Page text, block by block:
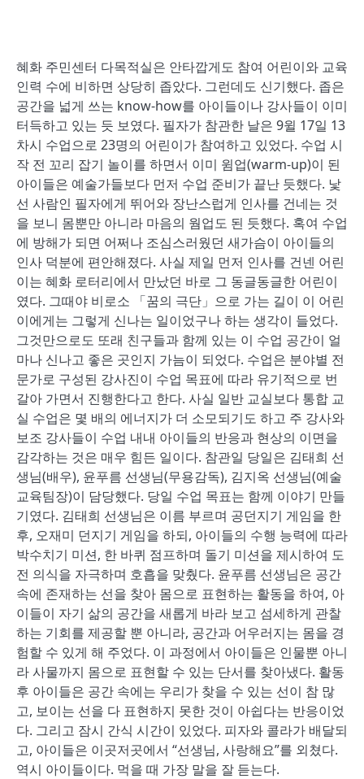
혜화 주민센터 다목적실은 안타깝게도 참여 어린이와 교육
인력 수에 비하면 상당히 좁았다. 그런데도 신기했다. 좁은
공간을 넓게 쓰는 know-how를 아이들이나 강사들이 이미
터득하고 있는 듯 보였다. 필자가 참관한 날은 9윌 17일 13
차시 수업으로 23명의 어린이가 참여하고 있었다. 수업 시
작 전 꼬리 잡기 놀이를 하면서 이미 윔업(warm-up)이 된
아이들은 예술가들보다 먼저 수업 준비가 끝난 듯했다. 낯
선 사람인 필자에게 뛰어와 장난스럽게 인사를 건네는 것
을 보니 몸뿐만 아니라 마음의 웜업도 된 듯했다. 혹여 수업
에 방해가 되면 어쩌나 조심스러웠던 새가슴이 아이들의
인사 덕분에 편안해졌다. 사실 제일 먼저 인사를 건넨 어린
이는 혜화 로터리에서 만났던 바로 그 동글동글한 어린이
였다. 그때야 비로소 「꿈의 극단」으로 가는 길이 이 어린
이에게는 그렇게 신나는 일이었구나 하는 생각이 들었다.
그것만으로도 또래 친구들과 함께 있는 이 수업 공간이 얼
마나 신나고 좋은 곳인지 가늠이 되었다. 수업은 분야별 전
문가로 구성된 강사진이 수업 목표에 따라 유기적으로 번
갈아 가면서 진행한다고 한다. 사실 일반 교실보다 통합 교
실 수업은 몇 배의 에너지가 더 소모되기도 하고 주 강사와
보조 강사들이 수업 내내 아이들의 반응과 현상의 이면을
감각하는 것은 매우 힘든 일이다. 참관일 당일은 김태희 선
생님(배우), 윤푸름 선생님(무용감독), 김지옥 선생님(예술
교육팀장)이 담당했다. 당일 수업 목표는 함께 이야기 만들
기였다. 김태희 선생님은 이름 부르며 공던지기 게임을 한
후, 오재미 던지기 게임을 하되, 아이들의 수행 능력에 따라
박수치기 미션, 한 바퀴 점프하며 돌기 미션을 제시하여 도
전 의식을 자극하며 호흡을 맞췄다. 윤푸름 선생님은 공간
속에 존재하는 선을 찾아 몸으로 표현하는 활동을 하여, 아
이들이 자기 삶의 공간을 새롭게 바라 보고 섬세하게 관찰
하는 기회를 제공할 뿐 아니라, 공간과 어우러지는 몸을 경
험할 수 있게 해 주었다. 이 과정에서 아이들은 인물뿐 아니
라 사물까지 몸으로 표현할 수 있는 단서를 찾아냈다. 활동
후 아이들은 공간 속에는 우리가 찾을 수 있는 선이 참 많
고, 보이는 선을 다 표현하지 못한 것이 아쉽다는 반응이었
다. 그리고 잠시 간식 시간이 있었다. 피자와 콜라가 배달되
고, 아이들은 이곳저곳에서 “선생님, 사랑해요”를 외쳤다.
역시 아이들이다. 먹을 때 가장 말을 잘 듣는다.